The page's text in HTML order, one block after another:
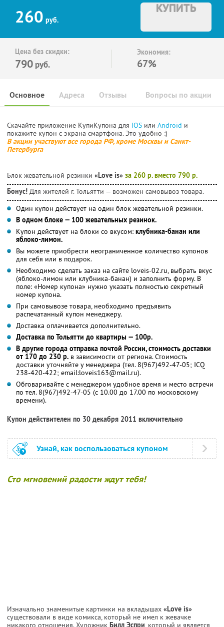
260 руб.
КУПИТЬ
Цена без скидки:
790 руб.
Экономия:
67%
Основное Отзывы Вопросы по акции
Адреса
Скачайте приложение КупиКупона для IOS или Android и
покажите купон с экрана смартфона. Это удобно :)
В акции участвуют все города РФ, кроме Москвы и Санкт-
Петербурга
Блок жевательной резинки «Love is» за 260 р. вместо 790 р.
Бонус! Для жителей г. Тольятти — возможен самовывоз товара.
Один купон действует на один блок жевательной резинки.
В одном блоке — 100 жевательных резинок.
Купон действует на блоки со вкусом: клубника-банан или
яблоко-лимон.
Вы можете приобрести неограниченное количество купонов
для себя или в подарок.
Необходимо сделать заказ на сайте loveis-02.ru, выбрать вкус
(яблоко-лимон или клубника-банан) и заполнить форму. В
поле: «Номер купона» нужно указать полностью секретный
номер купона.
При самовывозе товара, необходимо предъявить
распечатанный купон менеджеру.
Доставка оплачивается дополнительно.
Доставка по Тольятти до квартиры — 100р.
В другие города отправка почтой России, стоимость доставки
от 170 до 230 р. в зависимости от региона. Стоимость
доставки уточняйте у менеджера (тел. 8(967)492-47-05; ICQ
238-420-422; email:loveis163@mail.ru).
Обговаривайте с менеджером удобное время и место встречи
по тел. 8(967)492-47-05 (с 10.00 до 17.00 по московскому
времени).
Купон действителен по 30 декабря 2011 включительно
Узнай, как воспользоваться купоном
Сто мгновений радости ждут тебя!
Изначально знаменитые картинки на вкладышах «Love is»
существовали в виде комикса, который не имел к жевачке
никакого отношения. Художник Билл Эспри, который и является